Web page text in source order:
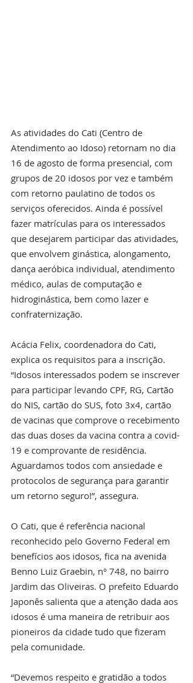
As atividades do Cati (Centro de
Atendimento ao Idoso) retornam no dia
16 de agosto de forma presencial, com
grupos de 20 idosos por vez e também
com retorno paulatino de todos os
serviços oferecidos. Ainda é possível
fazer matrículas para os interessados
que desejarem participar das atividades,
que envolvem ginástica, alongamento,
dança aeróbica individual, atendimento
médico, aulas de computação e
hidroginástica, bem como lazer e
confraternização.
Acácia Felix, coordenadora do Cati,
explica os requisitos para a inscrição.
“Idosos interessados podem se inscrever
para participar levando CPF, RG, Cartão
do NIS, cartão do SUS, foto 3x4, cartão
de vacinas que comprove o recebimento
das duas doses da vacina contra a covid-
19 e comprovante de residência.
Aguardamos todos com ansiedade e
protocolos de segurança para garantir
um retorno seguro!”, assegura.
O Cati, que é referência nacional
reconhecido pelo Governo Federal em
benefícios aos idosos, fica na avenida
Benno Luiz Graebin, n° 748, no bairro
Jardim das Oliveiras. O prefeito Eduardo
Japonês salienta que a atenção dada aos
idosos é uma maneira de retribuir aos
pioneiros da cidade tudo que fizeram
pela comunidade.
“Devemos respeito e gratidão a todos